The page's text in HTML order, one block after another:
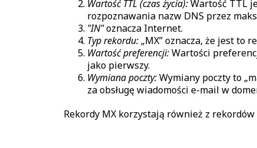
Wartość TTL (czas życia):Wartość TTL
rozpoznawania nazw DNS przez
"IN"oznacza Internet.
Typ rekordu:„MX” oznacza, że jest to
Wartość preferencji:Wartości
jako pierwszy.
Wymiana poczty:Wymiany poczty to
za obsługę wiadomości e-mail w
Rekordy MX korzystają również z